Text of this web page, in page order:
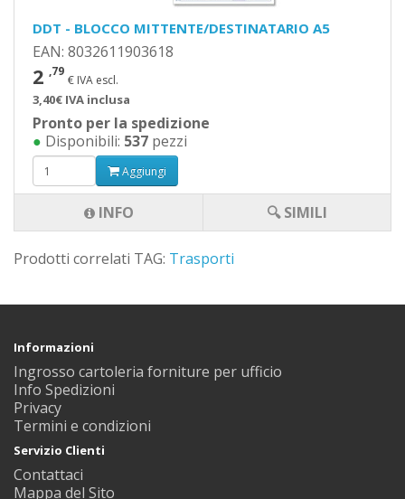
DDT - BLOCCO MITTENTE/DESTINATARIO A5
EAN: 8032611903618
2 ,79
€ IVA escl.
3,40€ IVA inclusa
Pronto per la spedizione
● Disponibili: 537 pezzi
Aggiungi
INFO 🔍 SIMILI
Prodotti correlati TAG: Trasporti
Informazioni
Ingrosso cartoleria forniture per ufficio
Info Spedizioni
Privacy
Termini e condizioni
Servizio Clienti
Contattaci
Mappa del Sito